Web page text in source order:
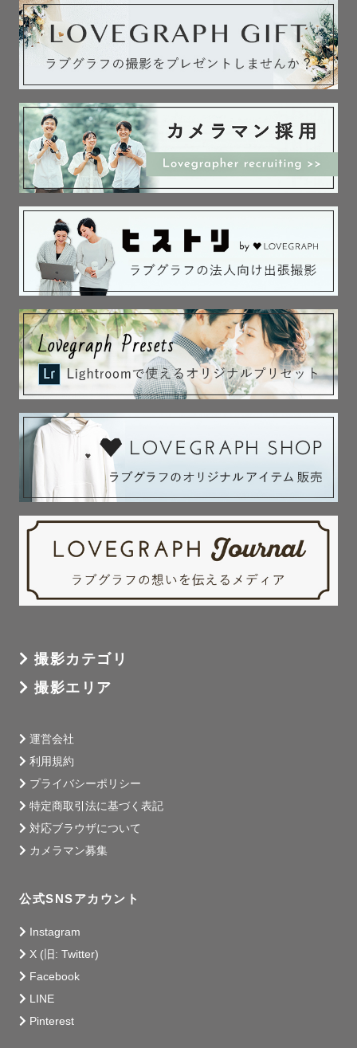
撮影カテゴリ
撮影エリア
運営会社
利用規約
プライバシーポリシー
特定商取引法に基づく表記
対応ブラウザについて
カメラマン募集
公式SNSアカウント
Instagram
X (旧: Twitter)
Facebook
LINE
Pinterest